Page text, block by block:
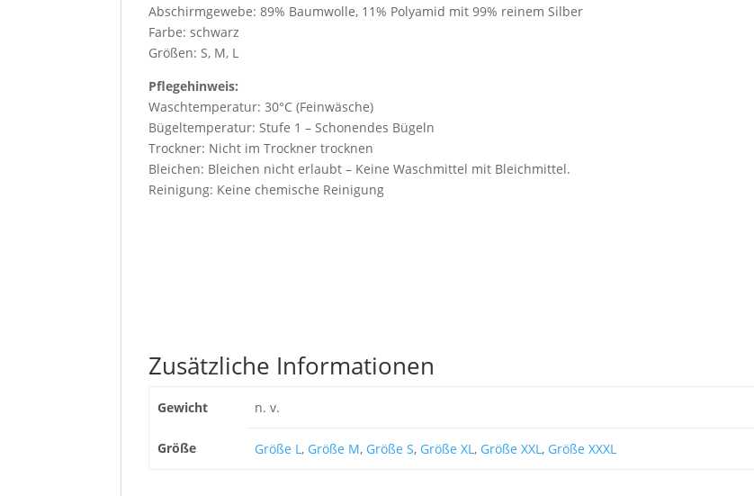
Abschirmgewebe: 89% Baumwolle, 11% Polyamid mit 99% reinem Silber
Farbe: schwarz
Größen: S, M, L
Pflegehinweis:
Waschtemperatur: 30°C (Feinwäsche)
Bügeltemperatur: Stufe 1 – Schonendes Bügeln
Trockner: Nicht im Trockner trocknen
Bleichen: Bleichen nicht erlaubt – Keine Waschmittel mit Bleichmittel.
Reinigung: Keine chemische Reinigung
Zusätzliche Informationen
Gewicht n. v.
Größe Größe L, Größe M, Größe S, Größe XL, Größe XXL, Größe XXXL